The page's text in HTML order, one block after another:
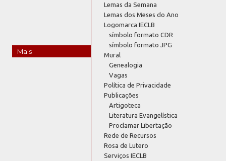
Mais
Lemas da Semana
Lemas dos Meses do Ano
Logomarca IECLB
símbolo formato CDR
símbolo formato JPG
Mural
Genealogia
Vagas
Política de Privacidade
Publicações
Artigoteca
Literatura Evangelística
Proclamar Libertação
Rede de Recursos
Rosa de Lutero
Serviços IECLB